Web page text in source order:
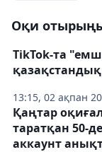
Оқи
13:15, 02 ақпан
TikTok-та
Қаңтар
таратқан 50-
аккаунт